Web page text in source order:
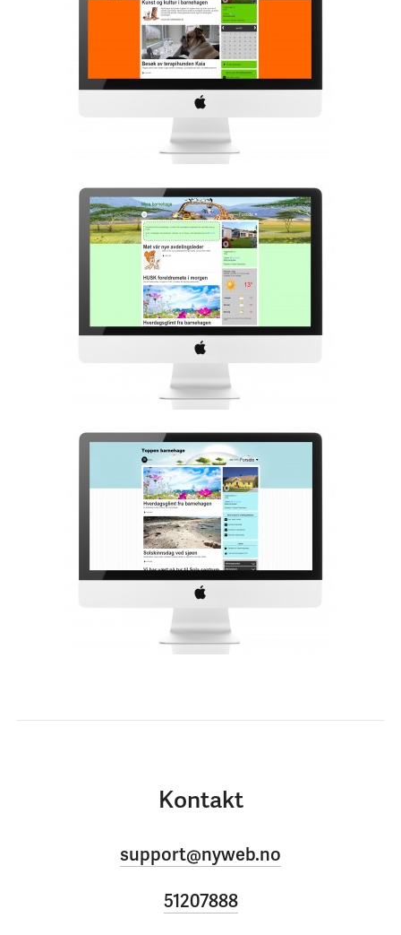
Kontakt
support@nyweb.no
51207888